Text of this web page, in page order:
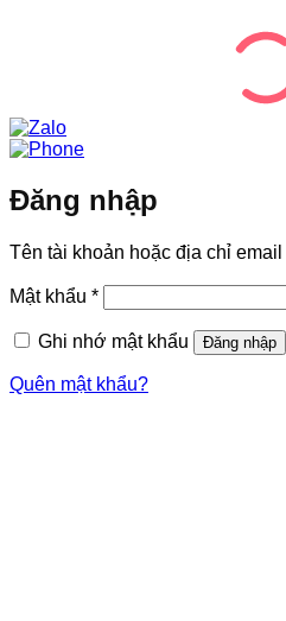
Đăng nhập
Tên tài khoản hoặc địa chỉ email
Mật khẩu *Bắt
buộc
Ghi nhớ mật khẩu
Đăng nhập
Quên mật khẩu?